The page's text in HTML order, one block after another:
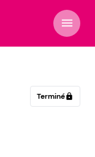
menu
Terminélock